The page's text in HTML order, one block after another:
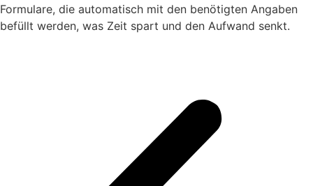
Formulare, die automatisch mit den benötigten Angaben
befüllt werden, was Zeit spart und den Aufwand senkt.